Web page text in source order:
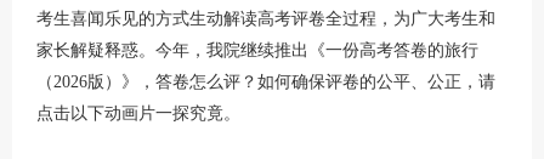
考生喜闻乐见的方式生动解读高考评卷全过程，为广大考生和
家长解疑释惑。今年，我院继续推出《一份高考答卷的旅行
（2026版）》，答卷怎么评？如何确保评卷的公平、公正，请
点击以下动画片一探究竟。